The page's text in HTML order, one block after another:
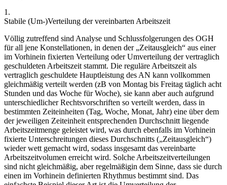
1.
Stabile (Um-)Verteilung der vereinbarten Arbeitszeit
Völlig zutreffend sind Analyse und Schlussfolgerungen des OGH
für all jene Konstellationen, in denen der „Zeitausgleich“ aus einer
im Vorhinein fixierten Verteilung oder Umverteilung der vertraglich
geschuldeten Arbeitszeit stammt. Die reguläre Arbeitszeit als
vertraglich geschuldete Hauptleistung des AN kann vollkommen
gleichmäßig verteilt werden (zB von Montag bis Freitag täglich acht
Stunden und das Woche für Woche), sie kann aber auch aufgrund
unterschiedlicher Rechtsvorschriften so verteilt werden, dass in
bestimmten Zeiteinheiten (Tag, Woche, Monat, Jahr) eine über dem
der jeweiligen Zeiteinheit entsprechenden Durchschnitt liegende
Arbeitszeitmenge geleistet wird, was durch ebenfalls im Vorhinein
fixierte Unterschreitungen dieses Durchschnitts („Zeitausgleich“)
wieder wett gemacht wird, sodass insgesamt das vereinbarte
Arbeitszeitvolumen erreicht wird. Solche Arbeitszeitverteilungen
sind nicht gleichmäßig, aberregelmäßigin dem Sinne, dass sie durch
einen im Vorhinein definierten Rhythmus bestimmt sind. Das